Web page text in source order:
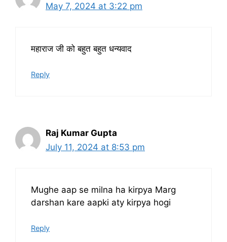
May 7, 2024 at 3:22 pm
महाराज जी को बहुत बहुत धन्यवाद
Reply
Raj Kumar Gupta
July 11, 2024 at 8:53 pm
Mughe aap se milna ha kirpya Marg
darshan kare aapki aty kirpya hogi
Reply